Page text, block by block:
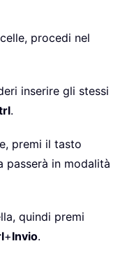
procedi nel
inserire gli stessi
.
premi il tasto
passerà in modalità
quindi premi
+Invio.